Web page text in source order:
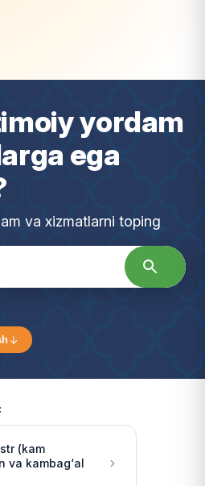
yordam
ega
va xizmatlarni toping
(kam
va kambag‘al